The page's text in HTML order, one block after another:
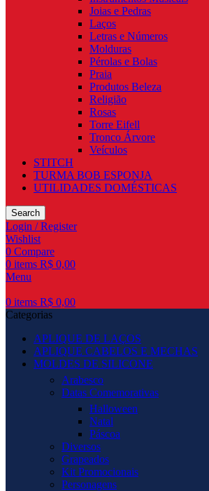
Joias e Pedras
Laços
Letras e Números
Molduras
Pérolas e Bolas
Praia
Produtos Beleza
Religião
Rosas
Torre Eifell
Tronco Árvore
Veículos
STITCH
TURMA BOB ESPONJA
UTILIDADES DOMÉSTICAS
Search
Login / Register
Wishlist
0 Compare
0 items R$ 0,00
Menu
0 items R$ 0,00
Categorias
APLIQUE DE LAÇOS
APLIQUE CABELOS E MECHAS
MOLDES DE SILICONE
Arabesco
Datas Comemorativas
Halloween
Natal
Páscoa
Diversos
Grapeados
Kit Promocionais
Personagens